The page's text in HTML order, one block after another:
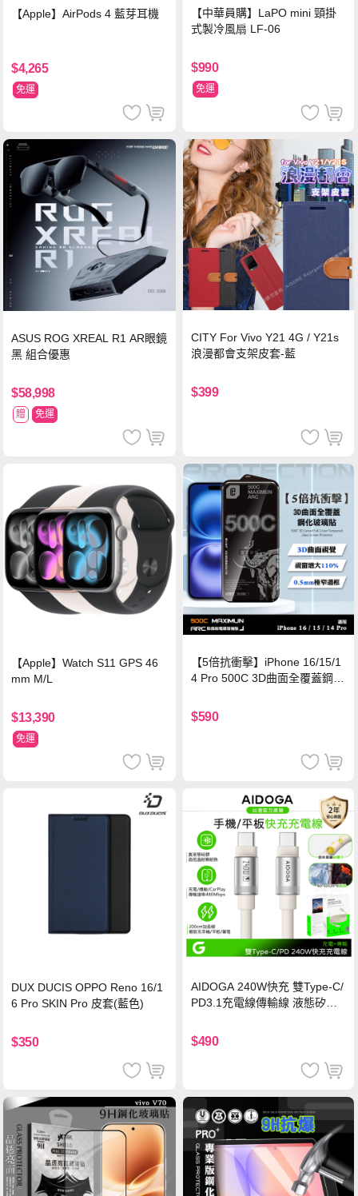
【Apple】AirPods 4 藍芽耳機
$4,265
免運
【中華員購】LaPO mini 頸掛
式製冷風扇 LF-06
$990
免運
ASUS ROG XREAL R1 AR眼鏡
黑 組合優惠
$58,998
贈 免運
CITY For Vivo Y21 4G / Y21s
浪漫都會支架皮套-藍
$399
【Apple】Watch S11 GPS 46
mm M/L
$13,390
免運
【5倍抗衝擊】iPhone 16/15/1
4 Pro 500C 3D曲面全覆蓋鋼化
保護貼
$590
DUX DUCIS OPPO Reno 16/1
6 Pro SKIN Pro 皮套(藍色)
$350
AIDOGA 240W快充 雙Type-C/
PD3.1充電線傳輸線 液態矽膠
機/平板/筆電
$490